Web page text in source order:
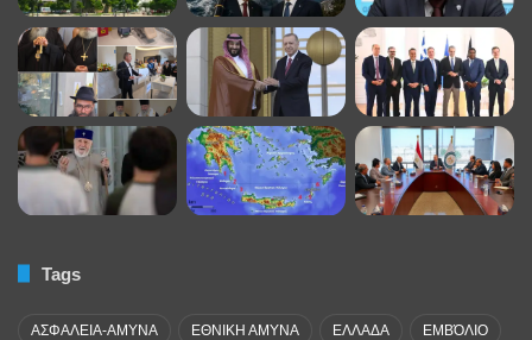
Tags
ΑΣΦΑΛΕΙΑ-ΑΜΥΝΑ ΕΘΝΙΚΗ ΑΜΥΝΑ ΕΛΛΑΔΑ ΕΜΒΌΛΙΟ